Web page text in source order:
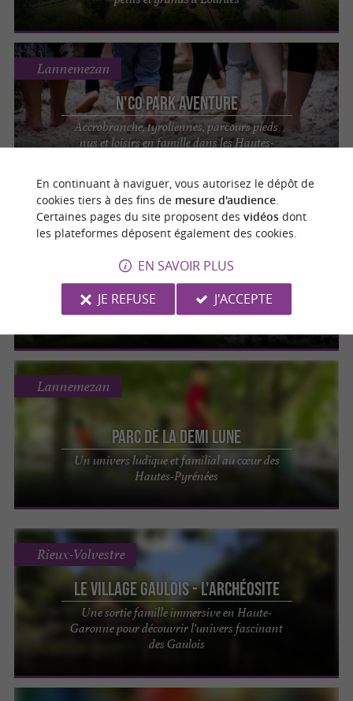
N'Co Park Aventure
Accrobranche, tyroliennes, parcours pieds
nus et loisirs en famille dans les Hautes-
Lannemezan
La Maison des Loups
Idée de sortie nature en famille dans les
Pyrénées
Orlu
Parc de la Demi Lune
Un univers ludique et familial au cœur des
Hautes-Pyrénées
Lannemezan
Le Village Gaulois - L'Archéosite
Une sortie famille immersive en Haute-
Garonne pour découvrir l’univers fascinant
des Gaulois
Rieux-Volvestre
En continuant à naviguer, vous autorisez le dépôt de
cookies tiers à des fins de mesure d'audience.
Certaines pages du site proposent des vidéosdont
les plateformes déposent également des cookies.
EN SAVOIR PLUS
JE REFUSE
J'ACCEPTE